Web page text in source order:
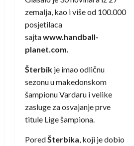
zemalja, kao i više od 100.000
posjetilaca
sajtawww.handball-
planet.com.
Šterbik je imao odličnu
sezonu u makedonskom
šampionu Vardaru i velike
zasluge za osvajanje prve
titule Lige šampiona.
PoredŠterbika , koji je dobio